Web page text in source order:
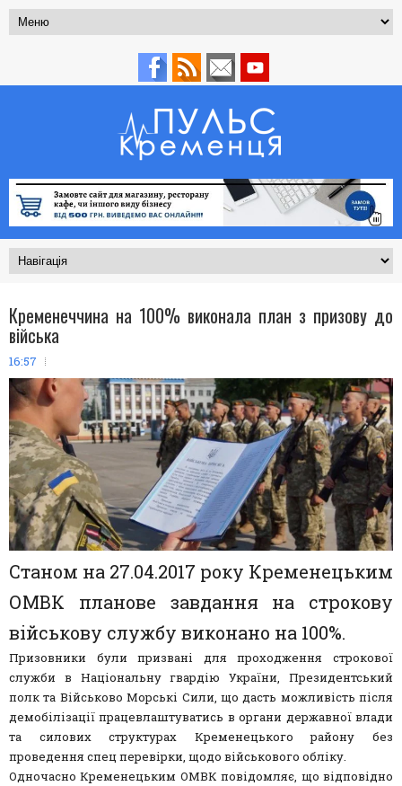
Кременеччина на 100% виконала план з призову до
війська
16:57
Станом на 27.04.2017 року Кременецьким
ОМВК планове завдання на строкову
військову службу виконано на 100%.
Призовники були призвані для проходження строкової
служби в Національну гвардію України, Президентський
полк та Військово Морські Сили, що дасть можливість після
демобілізації працевлаштуватись в органи державної влади
та силових структурах Кременецького району без
проведення спец перевірки, щодо військового обліку.
Одночасно Кременецьким ОМВК повідомляє, що відповідно